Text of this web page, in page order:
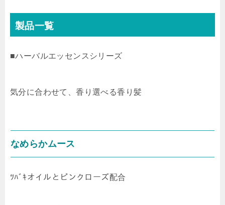
製品一覧
■ハーバルエッセンスシリーズ
気分に合わせて、香り選べる香り髪
なめらかムース
ﾂﾊﾞｷオイルとピンクローズ配合